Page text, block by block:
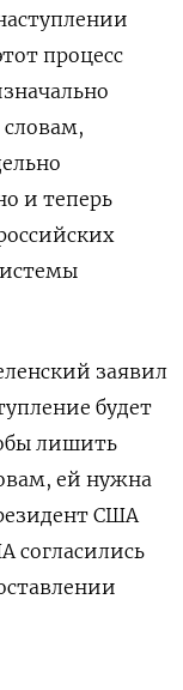
процесс
и теперь
заявил
будет
лишить
ей нужна
США
согласились